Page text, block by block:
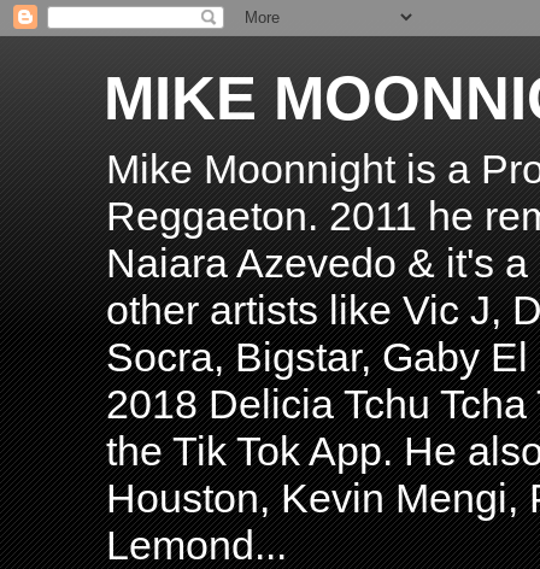
MIKE
Mike Moonnight is a
Reggaeton. 2011 he
Naiara Azevedo & it's
other artists like Vic J,
Socra, Bigstar, Gaby
2018 Delicia Tchu
the Tik Tok App. He
Houston, Kevin Mengi,
Lemond...